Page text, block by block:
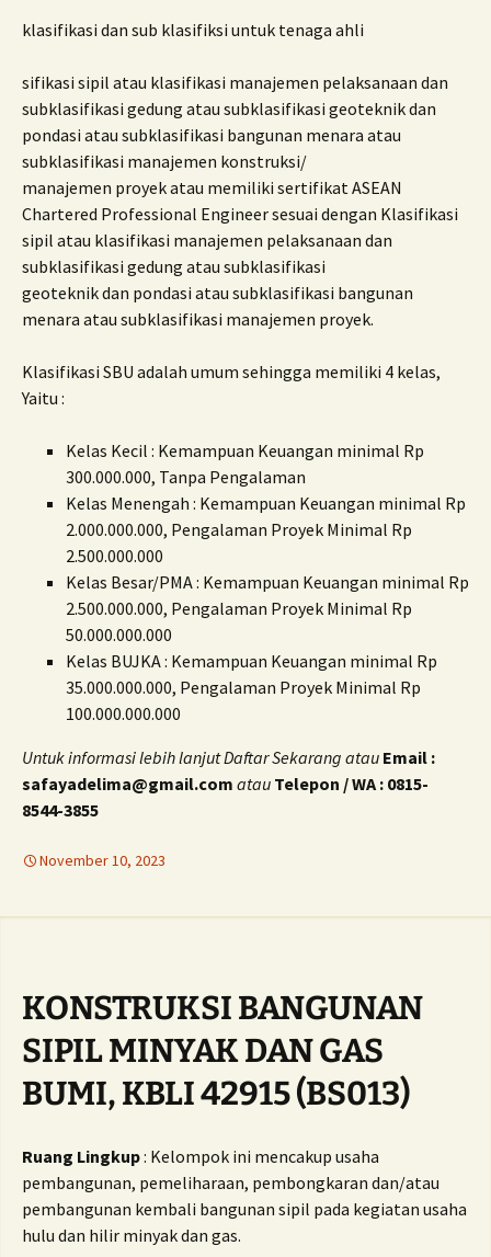
klasifikasi dan sub klasifiksi untuk tenaga ahli
sifikasi sipil atau klasifikasi manajemen pelaksanaan dan
subklasifikasi gedung atau subklasifikasi geoteknik dan
pondasi atau subklasifikasi bangunan menara atau
subklasifikasi manajemen konstruksi/
manajemen proyek atau memiliki sertifikat ASEAN
Chartered Professional Engineer sesuai dengan Klasifikasi
sipil atau klasifikasi manajemen pelaksanaan dan
subklasifikasi gedung atau subklasifikasi
geoteknik dan pondasi atau subklasifikasi bangunan
menara atau subklasifikasi manajemen proyek.
Klasifikasi SBU adalah umum sehingga memiliki 4 kelas,
Yaitu :
Kelas Kecil : Kemampuan Keuangan minimal Rp
300.000.000, Tanpa Pengalaman
Kelas Menengah : Kemampuan Keuangan minimal Rp
2.000.000.000, Pengalaman Proyek Minimal Rp
2.500.000.000
Kelas Besar/PMA : Kemampuan Keuangan minimal Rp
2.500.000.000, Pengalaman Proyek Minimal Rp
50.000.000.000
Kelas BUJKA : Kemampuan Keuangan minimal Rp
35.000.000.000, Pengalaman Proyek Minimal Rp
100.000.000.000
Untuk informasi lebih lanjut Daftar Sekarang atau Email :
safayadelima@gmail.com atau Telepon / WA : 0815-
8544-3855
November 10, 2023
KONSTRUKSI BANGUNAN
SIPIL MINYAK DAN GAS
BUMI, KBLI 42915 (BS013)
Ruang Lingkup: Kelompok ini mencakup usaha
pembangunan, pemeliharaan, pembongkaran dan/atau
pembangunan kembali bangunan sipil pada kegiatan usaha
hulu dan hilir minyak dan gas.